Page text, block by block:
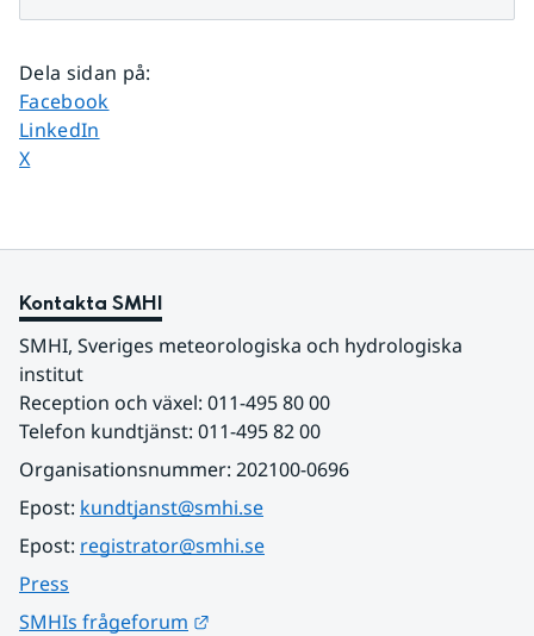
Dela sidan på:
Dela sidan på
Facebook
Dela sidan på
LinkedIn
Dela sidan på
X
Kontakta SMHI
SMHI, Sveriges meteorologiska och hydrologiska
institut
Reception och växel: 011-495 80 00
Telefon kundtjänst: 011-495 82 00
Organisationsnummer: 202100-0696
Epost: kundtjanst@smhi.se
Epost: registrator@smhi.se
Press
SMHIs frågeforum